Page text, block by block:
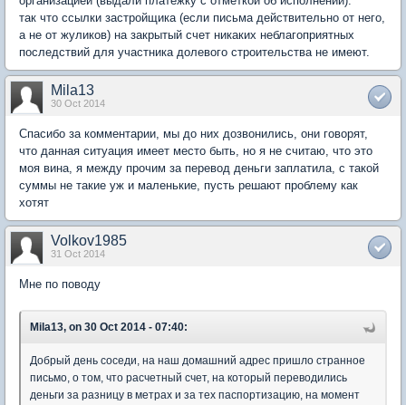
так что ссылки застройщика (если письма действительно от него,
а не от жуликов) на закрытый счет никаких неблагоприятных
последствий для участника долевого строительства не имеют.
Mila13
30 Oct 2014
Спасибо за комментарии, мы до них дозвонились, они говорят,
что данная ситуация имеет место быть, но я не считаю, что это
моя вина, я между прочим за перевод деньги заплатила, с такой
суммы не такие уж и маленькие, пусть решают проблему как
хотят
Volkov1985
31 Oct 2014
Мне по поводу
Mila13, on 30 Oct 2014 - 07:40:
Добрый день соседи, на наш домашний адрес пришло странное
письмо, о том, что расчетный счет, на который переводились
деньги за разницу в метрах и за тех паспортизацию, на момент